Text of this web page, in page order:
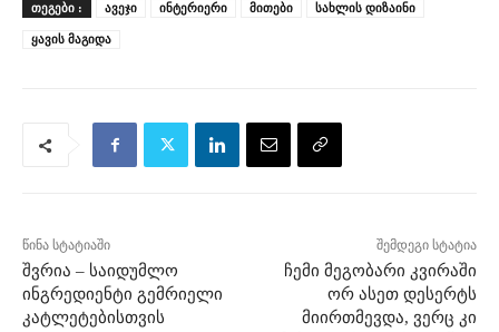
ᲗᲔᲒᲔᲑᲘ : ავეჯი ინტერიერი მითები სახლის დიზაინი
ყავის მაგიდა
წინა სტატიაში
შვრია – საიდუმლო
ინგრედიენტი გემრიელი
კატლეტებისთვის
შემდეგი სტატია
ჩემი მეგობარი კვირაში
ორ ასეთ დესერტს
მიირთმევდა, ვერც კი